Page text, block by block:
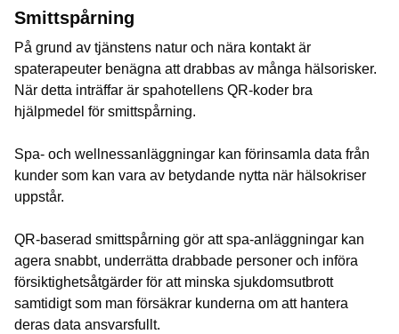
Smittspårning
På grund av tjänstens natur och nära kontakt är
spaterapeuter benägna att drabbas av många hälsorisker.
När detta inträffar är spahotellens QR-koder bra
hjälpmedel för smittspårning.
Spa- och wellnessanläggningar kan förinsamla data från
kunder som kan vara av betydande nytta när hälsokriser
uppstår.
QR-baserad smittspårning gör att spa-anläggningar kan
agera snabbt, underrätta drabbade personer och införa
försiktighetsåtgärder för att minska sjukdomsutbrott
samtidigt som man försäkrar kunderna om att hantera
deras data ansvarsfullt.